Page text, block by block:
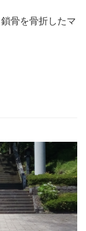
骨を骨折したマ